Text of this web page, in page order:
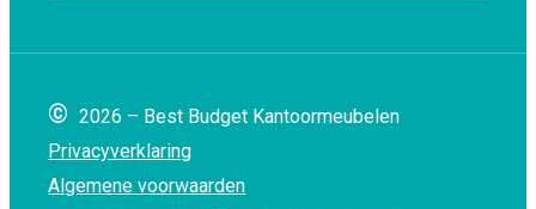
© 2026 – Best Budget Kantoormeubelen
Privacyverklaring
Algemene voorwaarden